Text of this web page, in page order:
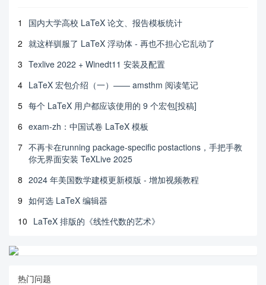
1
国内大学高校 LaTeX 论文、报告模板统计
2 就这样驯服了 LaTeX 浮动体 - 再也不担心它乱动了
3 Texlive 2022 + Winedt11 安装及配置
4 LaTeX 宏包介绍（一）—— amsthm 阅读笔记
5 每个 LaTeX 用户都应该使用的 9 个宏包[投稿]
6 exam-zh：中国试卷 LaTeX 模板
7 不再卡在running package-specific postactions，手把手教
你无界面安装 TeXLive 2025
8 2024 年美国数学建模更新模版 - 增加视频教程
9 如何选 LaTeX 编辑器
10 LaTeX 排版的《线性代数的艺术》
热门问题